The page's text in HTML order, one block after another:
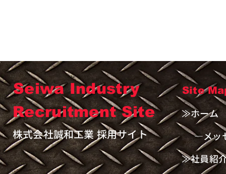
​Seiwa Industry Site
Recruitment Site
株式会社誠和工業 採用サイト
​≫ホーム
―メッ
≫社員紹